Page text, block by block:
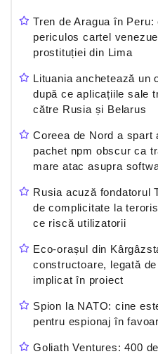
Tren de Aragua în
periculos cartel
prostituției din Lima
Lituania anchetează un
după ce aplicațiile sale
către Rusia și Belarus
Coreea de Nord a
pachet npm obscur ca
mare atac asupra
Rusia acuză fondatorul
de complicitate la
ce riscă utilizatorii
Eco-orașul din
constructoare, legată
implicat în proiect
Spion la NATO: cine
pentru espionaj în
Goliath Ventures: 400